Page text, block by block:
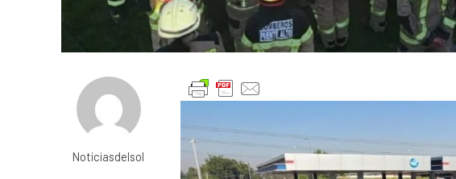
Noticiasdelsol